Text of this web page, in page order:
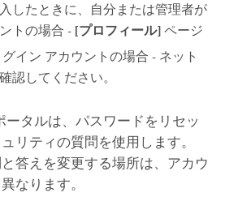
したときに、自分または管理者が
トの場合 - [プロフィール] ページ
イン アカウントの場合 - ネット
認してください。
ータルは、パスワードをリセッ
リティの質問を使用します。
答えを変更する場所は、アカウ
なります。